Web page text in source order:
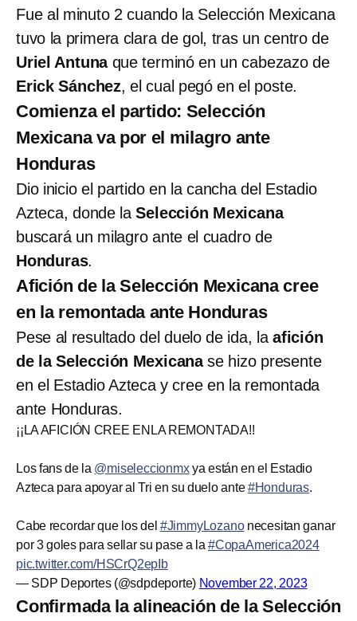
Fue al minuto 2 cuando la Selección Mexicana
tuvo la primera clara de gol, tras un centro de
Uriel Antuna que terminó en un cabezazo de
Erick Sánchez, el cual pegó en el poste.
Comienza el partido: Selección
Mexicana va por el milagro ante
Honduras
Dio inicio el partido en la cancha del Estadio
Azteca, donde laSelección Mexicana
buscará un milagro ante el cuadro de
Honduras.
Afición de la Selección Mexicana cree
en la remontada ante Honduras
Pese al resultado del duelo de ida, la afición
de la Selección Mexicanase hizo presente
en el Estadio Azteca y cree en la remontada
ante Honduras.
¡¡LA AFICIÓN CREE ENLA REMONTADA!!
Los fans de la @miseleccionmxya están en el Estadio
Azteca para apoyar al Tri en su duelo ante#Honduras.
Cabe recordar que los del #JimmyLozanonecesitan ganar
por 3 goles para sellar su pase a la#CopaAmerica2024
pic.twitter.com/HSCrQ2epIb
— SDP Deportes (@sdpdeporte) November 22, 2023
Confirmada la alineación de la Selección